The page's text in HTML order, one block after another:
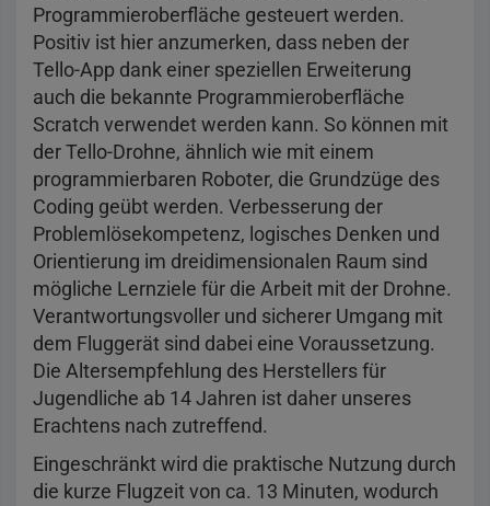
Programmieroberfläche gesteuert werden.
Positiv ist hier anzumerken, dass neben der
Tello-App dank einer speziellen Erweiterung
auch die bekannte Programmieroberfläche
Scratch verwendet werden kann. So können mit
der Tello-Drohne, ähnlich wie mit einem
programmierbaren Roboter, die Grundzüge des
Coding geübt werden. Verbesserung der
Problemlösekompetenz, logisches Denken und
Orientierung im dreidimensionalen Raum sind
mögliche Lernziele für die Arbeit mit der Drohne.
Verantwortungsvoller und sicherer Umgang mit
dem Fluggerät sind dabei eine Voraussetzung.
Die Altersempfehlung des Herstellers für
Jugendliche ab 14 Jahren ist daher unseres
Erachtens nach zutreffend.
Eingeschränkt wird die praktische Nutzung durch
die kurze Flugzeit von ca. 13 Minuten, wodurch